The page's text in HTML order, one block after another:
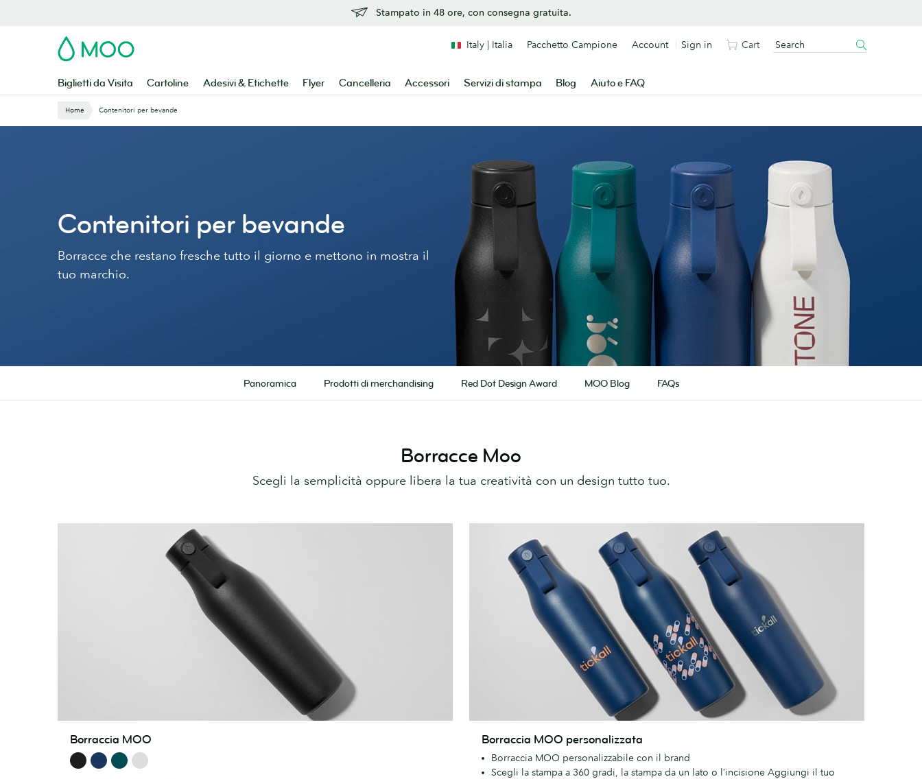
Stampato in 48 ore, con consegna gratuita.
MOO
Biglietti da Visita Cartoline Adesivi & Etichette Flyer Cancelleria Accessori Servizi di stampa Blog Aiuto e FAQ
Italy | Italia Pacchetto Campione Account Sign in Cart
Home Contenitori per bevande
Contenitori per bevande
Borracce che restano fresche tutto il giorno e mettono in mostra il
tuo marchio.
Panoramica Prodotti di merchandising Red Dot Design Award MOO Blog FAQs
Borracce Moo
Scegli la semplicità oppure libera la tua creatività con un design tutto tuo.
MOO
Borraccia MOO
MOO
personalizzata
Borraccia MOO personalizzata
Borraccia MOO personalizzabile con il brand
Scegli la stampa a 360 gradi, la stampa da un lato o l’incisione Aggiungi il tuo